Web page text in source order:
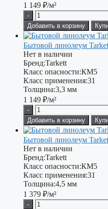
1 149 ₽/м²
-
Добавить в корзину
Бытовой линолеум
Нет в наличии
Бренд:Tarkett
Класс опасности:КМ5
Класс применения:31
Толщина:3,3 мм
1 149 ₽/м²
-
Добавить в корзину
Бытовой линолеум
Нет в наличии
Бренд:Tarkett
Класс опасности:КМ5
Класс применения:31
Толщина:4,5 мм
1 379 ₽/м²
-